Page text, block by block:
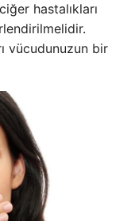
hastalıkları
vücudunuzun bir